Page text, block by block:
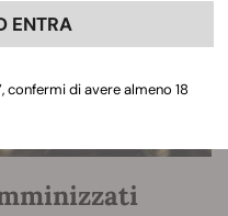
ENTRA
confermi di avere almeno 18